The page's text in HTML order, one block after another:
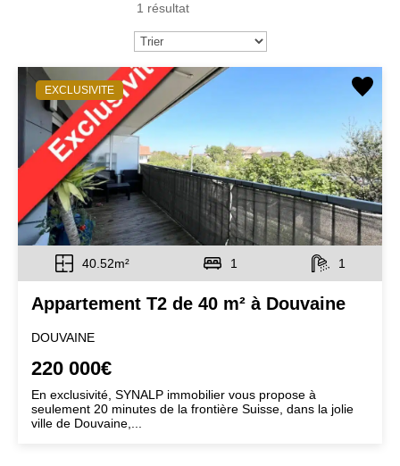
1 résultat
EXCLUSIVITE
40.52m² 1 1
Appartement T2 de 40 m² à Douvaine
DOUVAINE
220 000€
En exclusivité, SYNALP immobilier vous propose à
seulement 20 minutes de la frontière Suisse, dans la jolie
ville de Douvaine,...